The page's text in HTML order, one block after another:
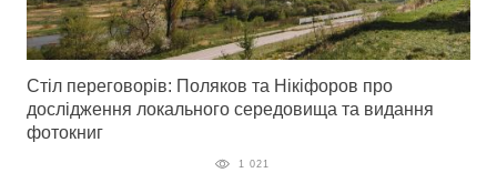
Стіл переговорів: Поляков та Нікіфоров про
дослідження локального середовища та видання
фотокниг
1 021